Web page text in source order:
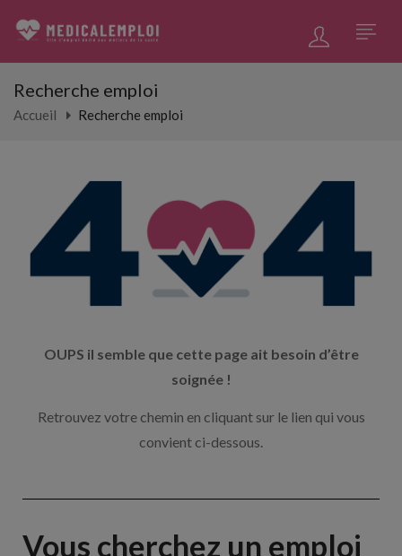
Recherche emploi
Accueil Recherche emploi
OUPS il semble que cette page ait besoin d’être
soignée !
Retrouvez votre chemin en cliquant sur le lien qui vous
convient ci-dessous.
Vous cherchez un emploi